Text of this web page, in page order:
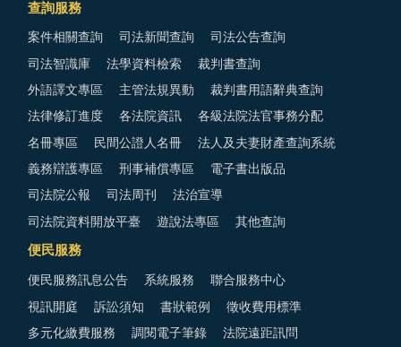
查詢服務
案件相關查詢 司法新聞查詢 司法公告查詢
司法智識庫 法學資料檢索 裁判書查詢
外語譯文專區 主管法規異動 裁判書用語辭典查詢
法律修訂進度 各法院資訊 各級法院法官事務分配
名冊專區 民間公證人名冊 法人及夫妻財產查詢系統
義務辯護專區 刑事補償專區 電子書出版品
司法院公報 司法周刊 法治宣導
司法院資料開放平臺 遊說法專區 其他查詢
便民服務
便民服務訊息公告 系統服務 聯合服務中心
視訊開庭 訴訟須知 書狀範例 徵收費用標準
多元化繳費服務 調閱電子筆錄 法院遠距訊問